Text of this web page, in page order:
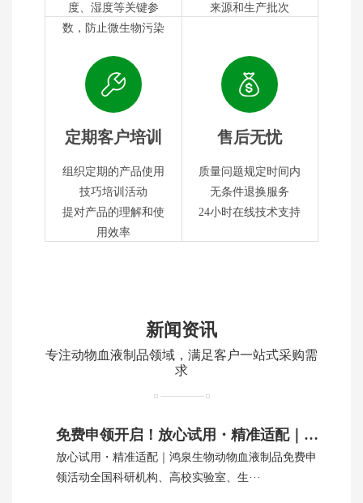
度、湿度等关键参
数，防止微生物污染
来源和生产批次
定期客户培训
组织定期的产品使用
技巧培训活动
提对产品的理解和使
用效率
售后无忧
质量问题规定时间内
无条件退换服务
24小时在线技术支持
新闻资讯
专注动物血液制品领域，满足客户一站式采购需
求
免费申领开启！放心试用・精准适配｜鸿泉生物动物血制品
放心试用・精准适配｜鸿泉生物动物血液制品免费申
领活动全国科研机构、高校实验室、生···